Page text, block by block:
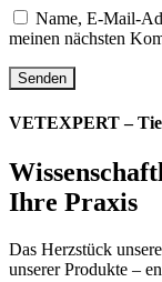
Name, E-Mail-
meinen nächsten
VETEXPERT –
Ihre Praxis
Das Herzstück
unserer Produkte –